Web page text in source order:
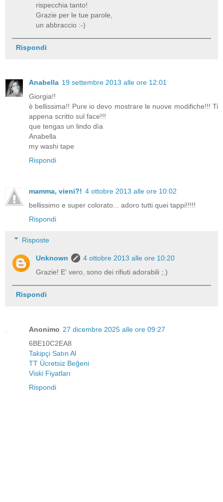
rispecchia tanto!
Grazie per le tue parole,
un abbraccio :-)
Rispondi
Anabella 19 settembre 2013 alle ore 12:01
Giorgia!!
è bellissima!! Pure io devo mostrare le nuove modifiche!!! Ti
appena scritto sul face!!!
que tengas un lindo dìa
Anabella
my washi tape
Rispondi
mamma, vieni?! 4 ottobre 2013 alle ore 10:02
bellissimo e super colorato... adoro tutti quei tappi!!!!!
Rispondi
Risposte
Unknown
4 ottobre 2013 alle ore 10:20
Grazie! E' vero, sono dei rifiuti adorabili ;.)
Rispondi
Anonimo 27 dicembre 2025 alle ore 09:27
6BE10C2EA8
Takipçi Satın Al
TT Ücretsiz Beğeni
Viski Fiyatları
Rispondi